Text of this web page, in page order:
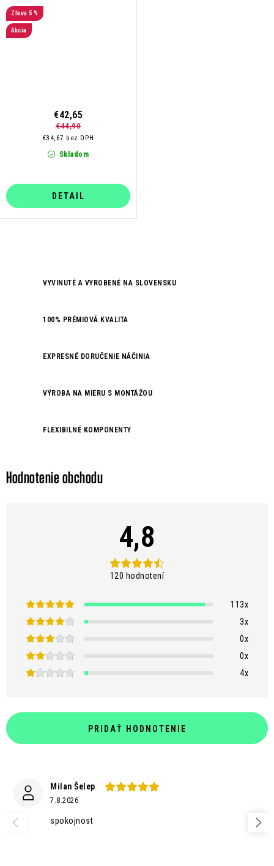
5 %
Akcia
Skladom
€34,67 bez DPH
€42,65
€44,90
DETAIL
v
VYVINUTÉ A VYROBENÉ NA SLOVENSKU
100% PRÉMIOVÁ KVALITA
EXPRESNÉ DORUČENIE NÁČINIA
VÝROBA NA MIERU S MONTÁŽOU
FLEXIBILNÉ KOMPONENTY
Hodnotenie obchodu
4,8
120 hodnotení
113x
3x
0x
0x
4x
PRIDAŤ HODNOTENIE
Milan Šelep
7.8.2026
spokojnost